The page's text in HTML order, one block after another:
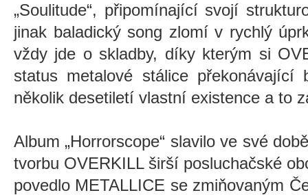
„Soulitude“, připomínající svojí
jinak baladický song zlomí v rychlý
vždy jde o skladby, díky kterým si
status metalové stálice překonávající
několik desetiletí vlastní existence a to
Album „Horrorscope“ slavilo ve své
tvorbu OVERKILL širší posluchačské
povedlo METALLICE se zmiňovaným